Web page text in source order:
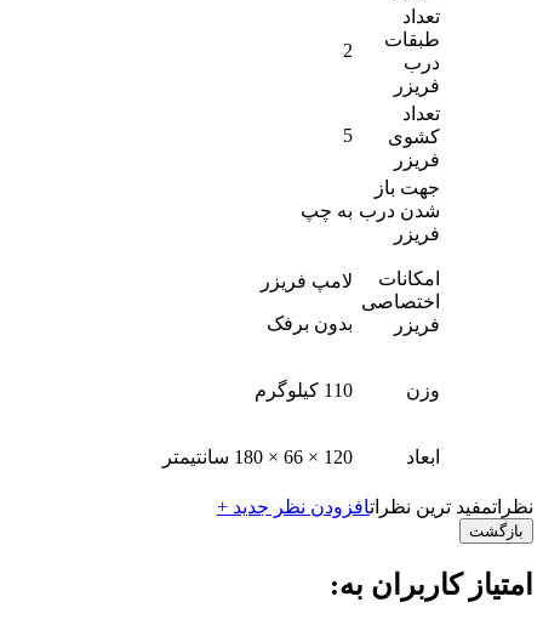
تعداد
طبقات
درب
فریزر
2
تعداد
کشوی
فریزر
5
جهت باز
شدن درب
فریزر
به چپ
امکانات
اختصاصی
فریزر
لامپ فریزر
بدون برفک
وزن 110 کیلوگرم
ابعاد 120 × 66 × 180 سانتیمتر
نظراتمفید ترین نظراتافزودن نظر جدید +
بازگشت
امتیاز کاربران به: